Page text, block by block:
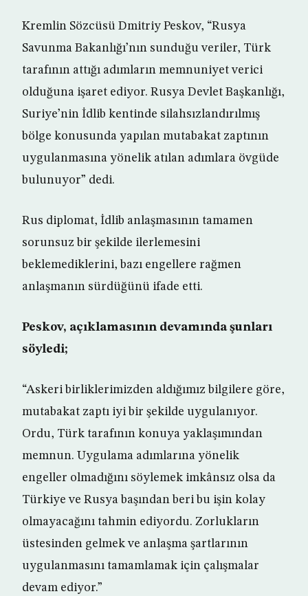
Kremlin Sözcüsü Dmitriy Peskov, “Rusya
Savunma Bakanlığı’nın sunduğu veriler, Türk
tarafının attığı adımların memnuniyet verici
olduğuna işaret ediyor. Rusya Devlet Başkanlığı,
Suriye’nin İdlib kentinde silahsızlandırılmış
bölge konusunda yapılan mutabakat zaptının
uygulanmasına yönelik atılan adımlara övgüde
bulunuyor” dedi.
Rus diplomat, İdlib anlaşmasının tamamen
sorunsuz bir şekilde ilerlemesini
beklemediklerini, bazı engellere rağmen
anlaşmanın sürdüğünü ifade etti.
Peskov, açıklamasının devamında şunları
söyledi;
“Askeri birliklerimizden aldığımız bilgilere göre,
mutabakat zaptı iyi bir şekilde uygulanıyor.
Ordu, Türk tarafının konuya yaklaşımından
memnun. Uygulama adımlarına yönelik
engeller olmadığını söylemek imkânsız olsa da
Türkiye ve Rusya başından beri bu işin kolay
olmayacağını tahmin ediyordu. Zorlukların
üstesinden gelmek ve anlaşma şartlarının
uygulanmasını tamamlamak için çalışmalar
devam ediyor.”